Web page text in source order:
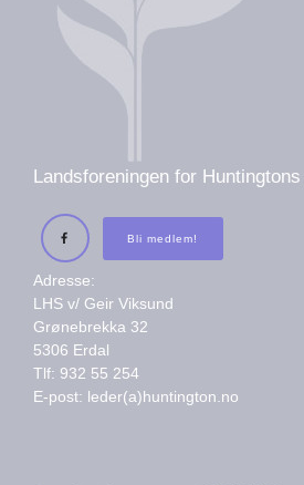
Landsforeningen for
Bli medlem!
Adresse:
LHS v/ Geir Viksund
Grønebrekka 32
5306 Erdal
Tlf: 932 55 254
E-post: leder(a)huntington.no